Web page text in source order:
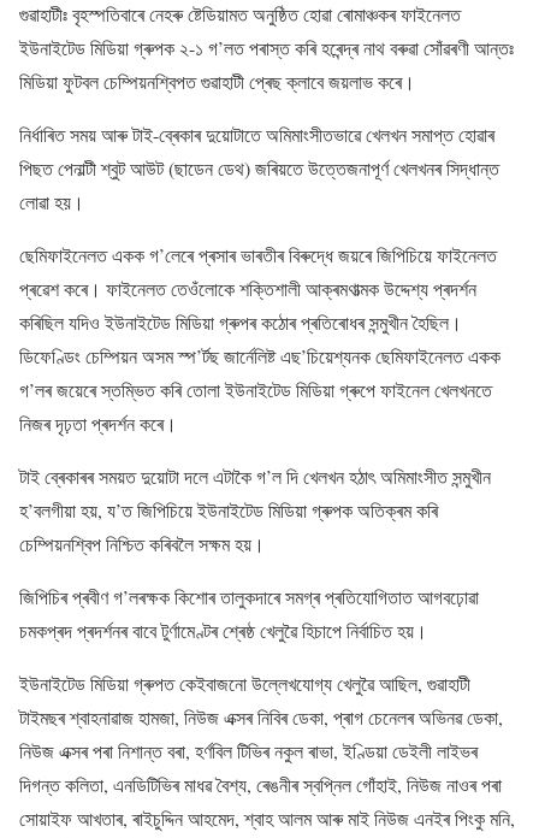
গুৱাহাটীঃ বৃহস্পতিবাৰে নেহৰু ষ্টেডিয়ামত অনুষ্ঠিত হোৱা ৰোমাঞ্চকৰ ফাইনেলত
ইউনাইটেড মিডিয়া গ্ৰুপক ২-১ গ’লত পৰাস্ত কৰি হৰেন্দ্ৰ নাথ বৰুৱা সোঁৱৰণী আন্তঃ
মিডিয়া ফুটবল চেম্পিয়নশ্বিপত গুৱাহাটী প্ৰেছ ক্লাবে জয়লাভ কৰে।
নিৰ্ধাৰিত সময় আৰু টাই-ব্ৰেকাৰ দুয়োটাতে অমিমাংসীতভাৱে খেলখন সমাপ্ত হোৱাৰ
পিছত পেনাল্টী শ্বুট আউট (ছাডেন ডেথ) জৰিয়তে উত্তেজনাপূৰ্ণ খেলখনৰ সিদ্ধান্ত
লোৱা হয়।
ছেমিফাইনেলত একক গ’লেৰে প্ৰসাৰ ভাৰতীৰ বিৰুদ্ধে জয়ৰে জিপিচিয়ে ফাইনেলত
প্ৰৱেশ কৰে। ফাইনেলত তেওঁলোকে শক্তিশালী আক্ৰমণাত্মক উদ্দেশ্য প্ৰদৰ্শন
কৰিছিল যদিও ইউনাইটেড মিডিয়া গ্ৰুপৰ কঠোৰ প্ৰতিৰোধৰ সন্মুখীন হৈছিল।
ডিফেণ্ডিং চেম্পিয়ন অসম স্প’ৰ্টছ জাৰ্নেলিষ্ট এছ’চিয়েশ্যনক ছেমিফাইনেলত একক
গ’লৰ জয়েৰে স্তম্ভিত কৰি তোলা ইউনাইটেড মিডিয়া গ্ৰুপে ফাইনেল খেলখনতে
নিজৰ দৃঢ়তা প্ৰদৰ্শন কৰে।
টাই ব্ৰেকাৰৰ সময়ত দুয়োটা দলে এটাকৈ গ’ল দি খেলখন হঠাৎ অমিমাংসীত সন্মুখীন
হ’বলগীয়া হয়, য’ত জিপিচিয়ে ইউনাইটেড মিডিয়া গ্ৰুপক অতিক্ৰম কৰি
চেম্পিয়নশ্বিপ নিশ্চিত কৰিবলৈ সক্ষম হয়।
জিপিচিৰ প্ৰবীণ গ’লৰক্ষক কিশোৰ তালুকদাৰে সমগ্ৰ প্ৰতিযোগিতাত আগবঢ়োৱা
চমকপ্ৰদ প্ৰদৰ্শনৰ বাবে টুৰ্ণামেণ্টৰ শ্ৰেষ্ঠ খেলুৱৈ হিচাপে নিৰ্বাচিত হয়।
ইউনাইটেড মিডিয়া গ্ৰুপত কেইবাজনো উল্লেখযোগ্য খেলুৱৈ আছিল, গুৱাহাটী
টাইমছৰ শ্বাহনাৱাজ হামজা, নিউজ এক্সৰ নিবিৰ ডেকা, প্ৰাগ চেনেলৰ অভিনৱ ডেকা,
নিউজ এক্সৰ পৰা নিশান্ত বৰা, হৰ্ণবিল টিভিৰ নকুল ৰাভা, ইণ্ডিয়া ডেইলী লাইভৰ
দিগন্ত কলিতা, এনডিটিভিৰ মাধৱ বৈশ্য, ৰেঙনীৰ স্বপ্নিল গোঁহাই, নিউজ নাওৰ পৰা
সোয়াইফ আখতাৰ, ৰাইচুদ্দিন আহমেদ, শ্বাহ আলম আৰু মাই নিউজ এনইৰ পিংকু মনি,